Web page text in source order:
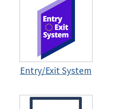
Entry/Exit System